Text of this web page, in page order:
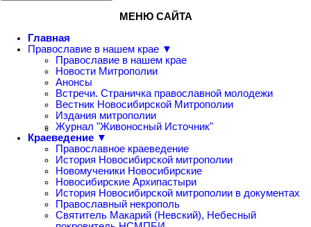
МЕНЮ САЙТА
Главная
Православие в нашем крае ▼
Православие в нашем крае
Новости Митрополии
Анонсы
Встречи. Страничка православной молодежи
Вестник Новосибирской Митрополии
Издания митрополии
Журнал "Живоносный Источник"
Краеведение ▼
Православное краеведение
История Новосибирской митрополии
Новомученики Новосибирские
Новосибирские Архипастыри
История Новосибирской митрополии в документах
Православный некрополь
Святитель Макарий (Невский), Небесный